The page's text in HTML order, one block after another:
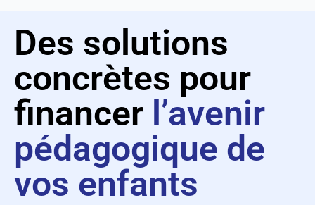
Des solutions
concrètes pour
financer l’avenir
pédagogique de
vos enfants